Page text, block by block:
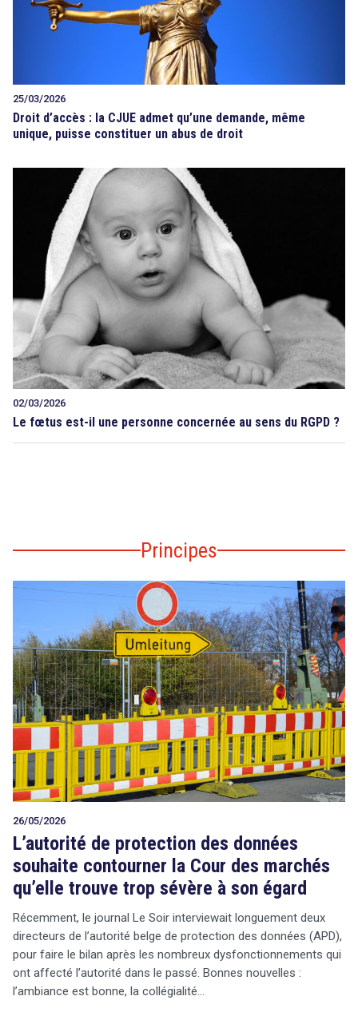
25/03/2026
Droit d’accès : la CJUE admet qu’une demande, même
unique, puisse constituer un abus de droit
02/03/2026
Le fœtus est-il une personne concernée au sens du RGPD ?
Principes
26/05/2026
L’autorité de protection des données
souhaite contourner la Cour des marchés
qu’elle trouve trop sévère à son égard
Récemment, le journal Le Soir interviewait longuement deux
directeurs de l’autorité belge de protection des données (APD),
pour faire le bilan après les nombreux dysfonctionnements qui
ont affecté l’autorité dans le passé. Bonnes nouvelles :
l’ambiance est bonne, la collégialité…